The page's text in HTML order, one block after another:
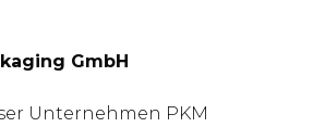
GmbH
Unternehmen PKM